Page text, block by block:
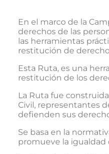
En el marco de la
derechos de las
las herramientas
restitución de
Esta Ruta, es una
restitución de los
La Ruta fue
Civil, representantes
defienden sus
Se basa en la
promueve la igualdad